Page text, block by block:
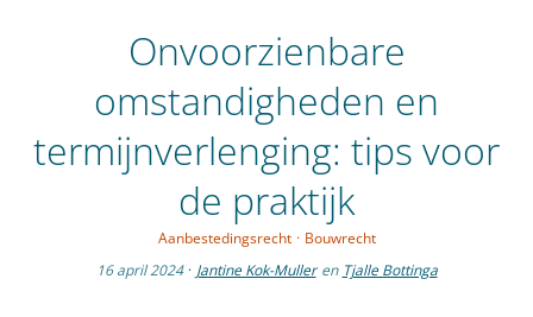
Onvoorzienbare
omstandigheden en
termijnverlenging: tips voor
de praktijk
Aanbestedingsrecht · Bouwrecht
16 april 2024 · Jantine Kok-Muller en Tjalle Bottinga